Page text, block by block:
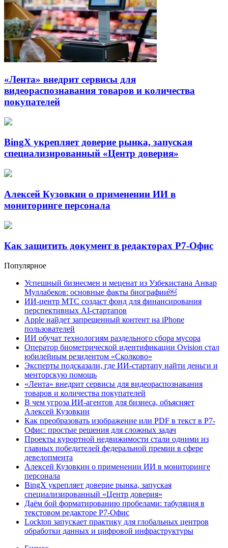
«Лента» внедрит сервисы для
видеораспознавания товаров и количества
покупателей
BingX укрепляет доверие рынка, запуская
специализированный «Центр доверия»
Алексей Кузовкин о применении ИИ в
мониторинге персонала
Как защитить документ в редакторах Р7-Офис
Популярное
Успешный бизнесмен и меценат из Узбекистана Анвар
Муллабеков: основные факты биографии￼
ИИ-центр МТС создаст фонд для финансирования
перспективных AI-стартапов
Apple найдет запрещенный контент на iPhone
пользователей
ИИ обучат технологиям раздельного сбора мусора
Оператор биометрической идентификации Ovision стал
юбилейным резидентом «Сколково»
Эксперты подсказали, где ИИ-стартапу найти деньги и
менторскую помощь
«Лента» внедрит сервисы для видеораспознавания
товаров и количества покупателей
В чем угроза ИИ-агентов для бизнеса, объясняет
Алексей Кузовкин
Как преобразовать изображение или PDF в текст в Р7-
Офис: простые решения для сложных задач
Проекты курортной недвижимости стали одними из
главных победителей федеральной премии в сфере
девелопмента
Алексей Кузовкин о применении ИИ в мониторинге
персонала
BingX укрепляет доверие рынка, запуская
специализированный «Центр доверия»
Даём бой форматированию пробелами: табуляция в
текстовом редакторе Р7-Офис
Lockton запускает практику для глобальных центров
обработки данных и цифровой инфраструктуры